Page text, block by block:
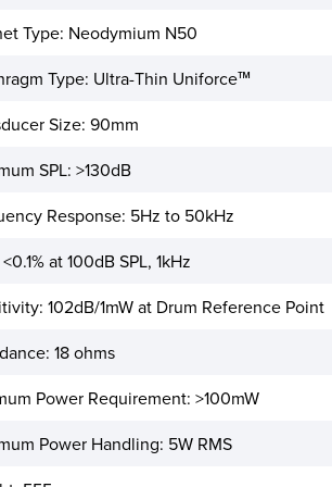
στο σχολείο, είτε από το
εμφάνιση. Κάθε ζευγάρι
συναρμολογείται στο χέρι και
μας στη Νότια Καλιφόρνια για
να διασφαλιστεί ότι ταιριάζει
ελαφρύ, κορυφαίο σασί του
και κεφαλόδεσμο από
Type: Neodymium N50
Type: Ultra-Thin Uniforce™
Size: 90mm
SPL: >130dB
Response: 5Hz to 50kHz
at 100dB SPL, 1kHz
102dB/1mW at Drum Reference Point
18 ohms
Power Requirement: >100mW
Power Handling: 5W RMS